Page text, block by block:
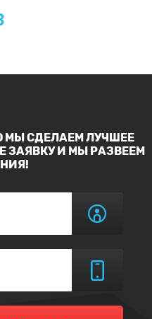
МЫ СДЕЛАЕМ ЛУЧШЕЕ
ЗАЯВКУ И МЫ РАЗВЕЕМ